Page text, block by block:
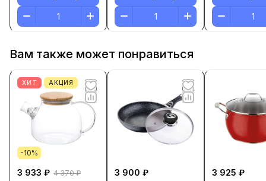
Вам также может понравиться
ХИТ АКЦИЯ
-10%
3 933 ₽ 4 370 ₽
3 900 ₽
3 925 ₽